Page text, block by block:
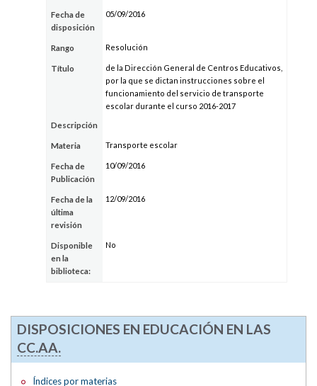
Fecha de
disposición
05/09/2016
Rango Resolución
Título
de la Dirección General de Centros Educativos,
por la que se dictan instrucciones sobre el
funcionamiento del servicio de transporte
escolar durante el curso 2016-2017
Descripción
Materia Transporte escolar
Fecha de
Publicación
10/09/2016
Fecha de la
última
revisión
12/09/2016
Disponible
en la
biblioteca:
No
DISPOSICIONES EN EDUCACIÓN EN LAS
CC.AA.
Índices por materias